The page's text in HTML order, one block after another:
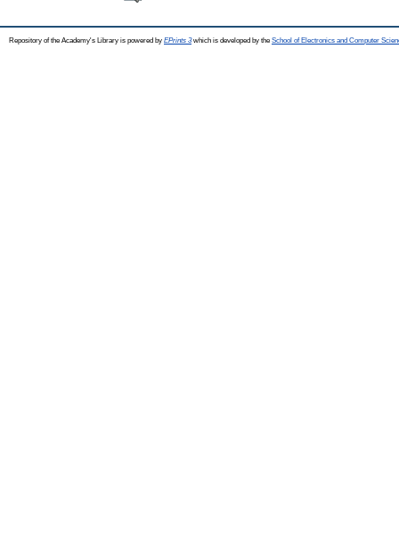
Repository of the Academy's Library is powered by EPrints 3which is developed by the School of Electronics and Computer